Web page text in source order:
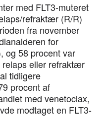
med FLT3-muteret
refraktær (R/R)
fra november
for
og 58 procent var
eller refraktær
tidligere
procent af
med venetoclax,
modtaget en FLT3-